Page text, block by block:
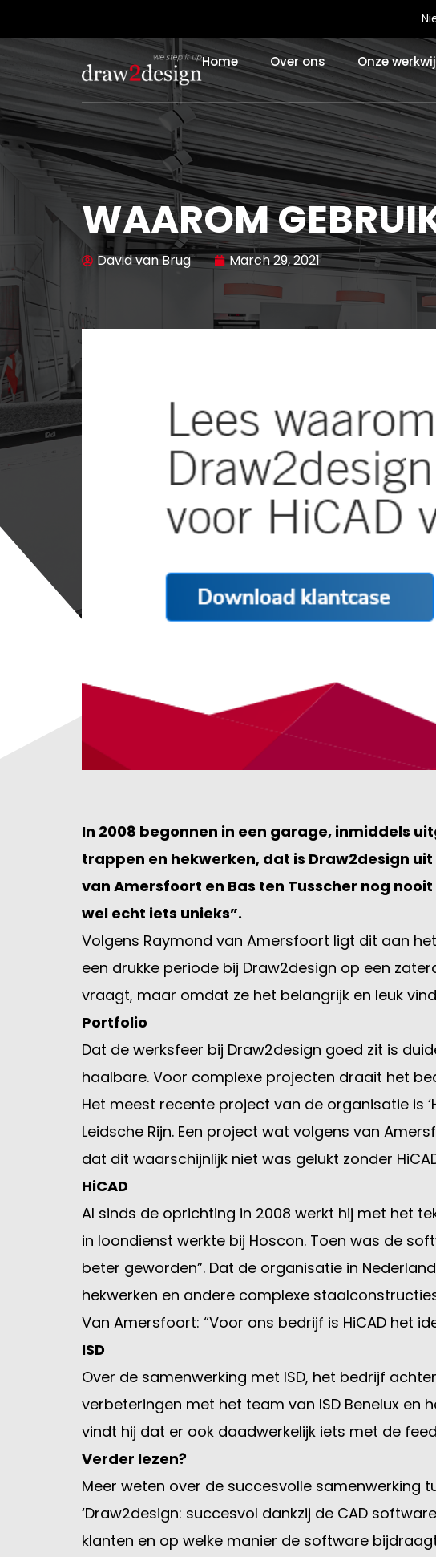
Home Over ons Onze
WAAROM
David van Brug March 29, 2021
In 2008 begonnen in een garage, inmiddels
trappen en hekwerken, dat is Draw2design
van Amersfoort en Bas ten Tusscher nog
wel echt iets unieks”.
Volgens Raymond van Amersfoort ligt dit aan
een drukke periode bij Draw2design op een
vraagt, maar omdat ze het belangrijk en leuk
Portfolio
Dat de werksfeer bij Draw2design goed zit is
haalbare. Voor complexe projecten draait het
Het meest recente project van de organisatie is
Leidsche Rijn. Een project wat volgens van
dat dit waarschijnlijk niet was gelukt zonder
HiCAD
Al sinds de oprichting in 2008 werkt hij met het
in loondienst werkte bij Hoscon. Toen was de
beter geworden”. Dat de organisatie in
hekwerken en andere complexe
Van Amersfoort: “Voor ons bedrijf is HiCAD het
ISD
Over de samenwerking met ISD, het bedrijf
verbeteringen met het team van ISD Benelux
vindt hij dat er ook daadwerkelijk iets met de
Verder lezen?
Meer weten over de succesvolle samenwerking
‘Draw2design: succesvol dankzij de CAD
klanten en op welke manier de software